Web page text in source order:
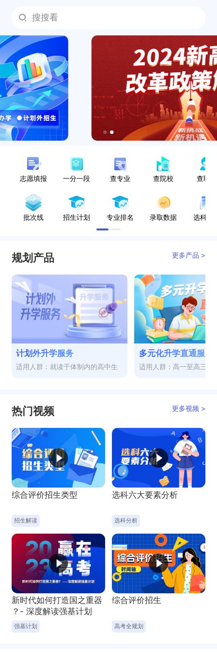
搜搜看
志愿填报 一分一段 查专业 查院校 查职业
批次线 招生计划 专业排名 录取数据 选科指
规划产品 更多产品 >
计划外升学服务
适用人群：就读于体制内的高中生 适用人群：高一至高三
热门视频 更多视频 >
综合评价招生类型
招生解读
选科六大要素分析
选科分析
新时代如何打造国之重器
？- 深度解读强基计划
综合评价招生